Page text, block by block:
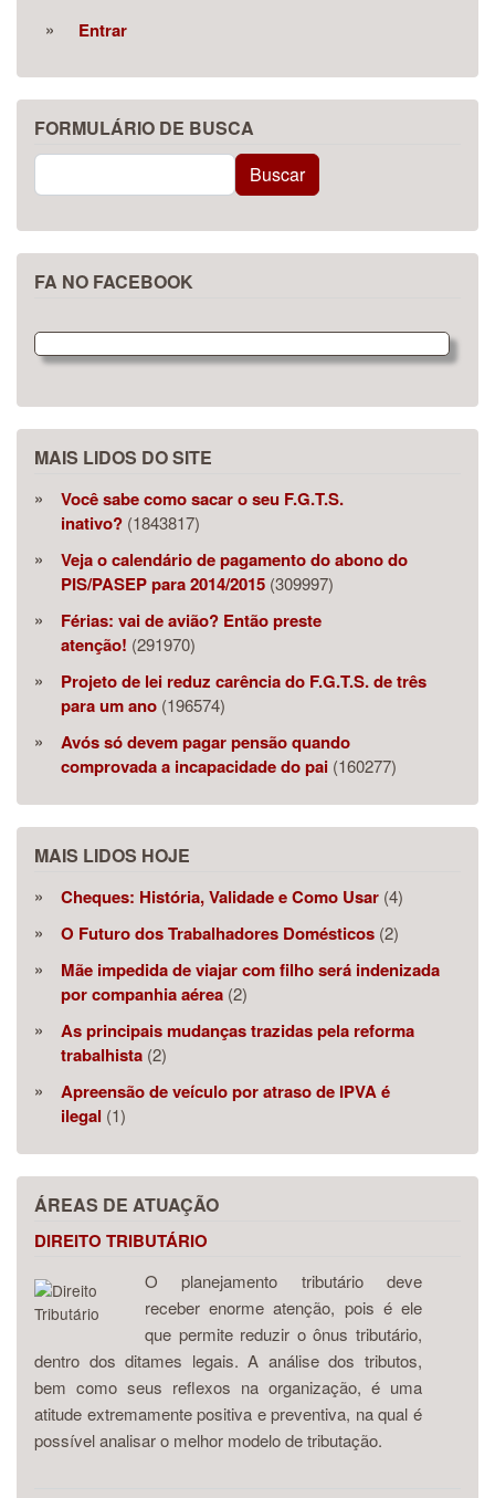
Entrar
FORMULÁRIO DE BUSCA
Buscar Buscar
FA NO FACEBOOK
MAIS LIDOS DO SITE
Você sabe como sacar o seu F.G.T.S.
inativo? (1843817)
Veja o calendário de pagamento do abono do
PIS/PASEP para 2014/2015 (309997)
Férias: vai de avião? Então preste
atenção! (291970)
Projeto de lei reduz carência do F.G.T.S. de três
para um ano (196574)
Avós só devem pagar pensão quando
comprovada a incapacidade do pai (160277)
MAIS LIDOS HOJE
Cheques: História, Validade e Como Usar (4)
O Futuro dos Trabalhadores Domésticos (2)
Mãe impedida de viajar com filho será indenizada
por companhia aérea (2)
As principais mudanças trazidas pela reforma
trabalhista (2)
Apreensão de veículo por atraso de IPVA é
ilegal (1)
ÁREAS DE ATUAÇÃO
DIREITO TRIBUTÁRIO
O planejamento tributário deve
receber enorme atenção, pois é ele
que permite reduzir o ônus tributário,
dentro dos ditames legais. A análise dos tributos,
bem como seus reflexos na organização, é uma
atitude extremamente positiva e preventiva, na qual é
possível analisar o melhor modelo de tributação.